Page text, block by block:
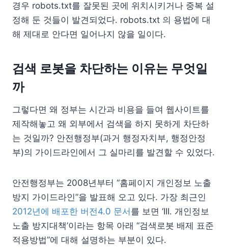
경우 robots.txt를 잘못된 곳에 위치시키거나 중복 설
정해 둔 것들이 발견되었다. robots.txt 의 용법에 대
해 제대로 안다면 일어나지 않을 일이다.
검색 로봇을 차단하는 이유는 무엇일
까
그렇다면 왜 정부는 시간과 비용을 들여 웹사이트를
제작해놓고 왜 외부에서 검색을 하지 못하게 차단하
는 것일까? 안전행정부(과거 행정자치부, 행정안정
부)의 가이드라인에서 그 실마리를 발견할 수 있었다.
안전행정부는 2008년부터 “홈페이지 개인정보 노출
방지 가이드라인”을 발표해 오고 있다. 가장 최근인
2012년에 배포한 버전4.0 문서 를 보면 ‘III. 개인정보
노출 방지대책’이라는 항목 아래 “검색로봇 배제 표준
적용방법”에 대해 설명하는 부분이 있다.